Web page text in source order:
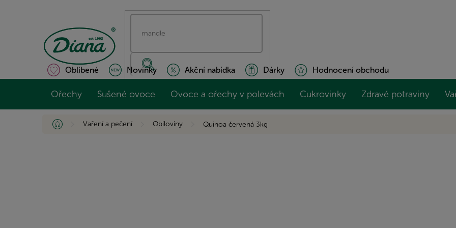
Oblíbené Novinky Akční nabídka Dárky Hodnocení obchodu
Ořechy Sušené ovoce Ovoce a ořechy v polevách Cukrovinky Zdravé potraviny
Domů Vaření a pečení Obiloviny Quinoa červená 3kg